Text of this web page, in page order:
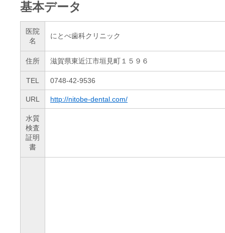
基本データ
医院
名
にとべ歯科クリニック
住所 滋賀県東近江市垣見町１５９６
TEL 0748-42-9536
URL http://nitobe-dental.com/
水質
検査
証明
書